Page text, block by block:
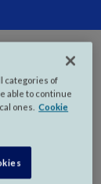
categories of
able to continue
ones.
Cookie